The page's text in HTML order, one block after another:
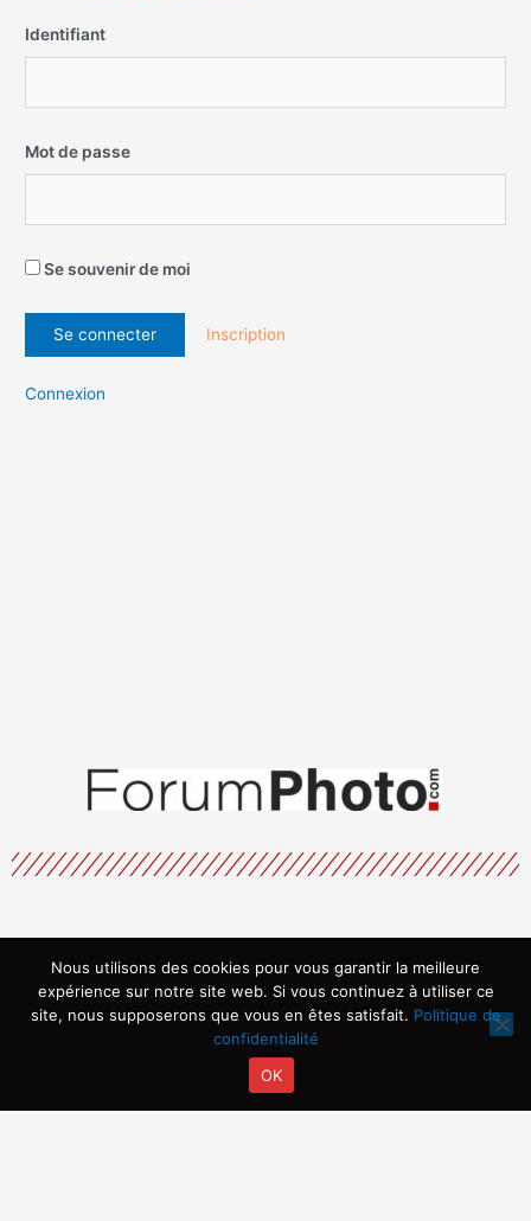
Identifiant
Mot de passe
Se souvenir de moi
Inscription
Connexion
Menu
Copyright © 2026 | Propulsé par ARVIA
Nous utilisons des cookies pour vous garantir la meilleure
expérience sur notre site web. Si vous continuez à utiliser ce
site, nous supposerons que vous en êtes satisfait. Politique de
confidentialité
OK